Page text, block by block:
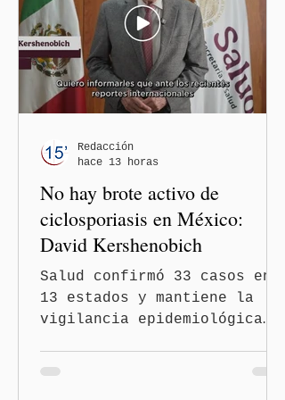
contra las personas adultas
mayores no pueden
justificarse como una
simple opinión o una broma.
No hay brote activo de
ciclosporiasis en México:
David Kershenobich
Salud confirmó 33 casos en
13 estados y mantiene la
vigilancia epidemiológica
Redacción
hace 13 horas